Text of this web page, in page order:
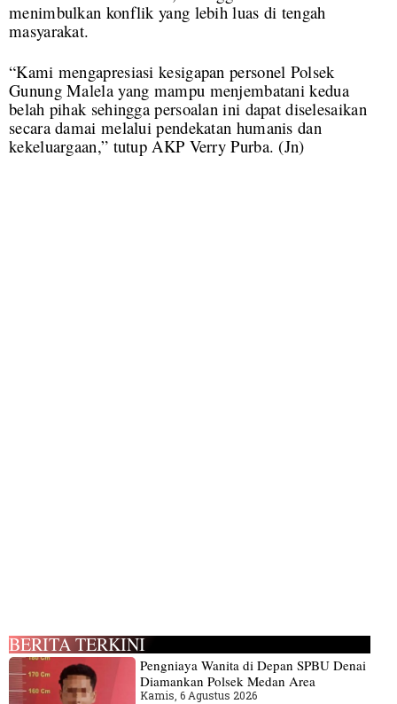
menimbulkan konflik yang lebih luas di tengah
masyarakat.
“Kami mengapresiasi kesigapan personel Polsek
Gunung Malela yang mampu menjembatani kedua
belah pihak sehingga persoalan ini dapat diselesaikan
secara damai melalui pendekatan humanis dan
kekeluargaan,” tutup AKP Verry Purba. (Jn)
BERITA TERKINI
Pengniaya Wanita di Depan SPBU Denai
Diamankan Polsek Medan Area
Kamis, 6 Agustus 2026